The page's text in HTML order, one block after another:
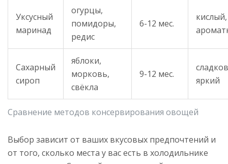
Сравнение методов консервирования овощей
Уксусный
маринад
огурцы,
помидоры,
редис
6-12 мес.
кислый,
Сахарный
сироп
яблоки,
морковь,
свёкла
9-12 мес.
яркий
Выбор зависит от ваших вкусовых предпочтений и
от того, сколько места у вас есть в холодильнике